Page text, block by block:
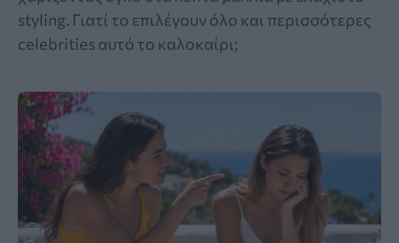
styling. Γιατί το επιλέγουν όλο και περισσότερες
celebrities αυτό το καλοκαίρι;